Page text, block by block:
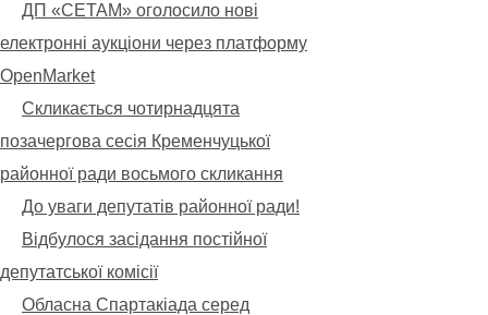
ДП «СЕТАМ» оголосило нові
електронні аукціони через платформу
OpenMarket
Скликається чотирнадцята
позачергова сесія Кременчуцької
районної ради восьмого скликання
До уваги депутатів районної ради!
Відбулося засідання постійної
депутатської комісії
Обласна Спартакіада серед